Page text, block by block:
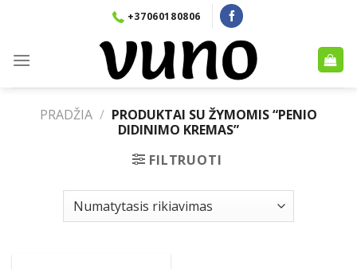
+37060180806
PRADŽIA / PRODUKTAI SU ŽYMOMIS “PENIO
DIDINIMO KREMAS”
FILTRUOTI